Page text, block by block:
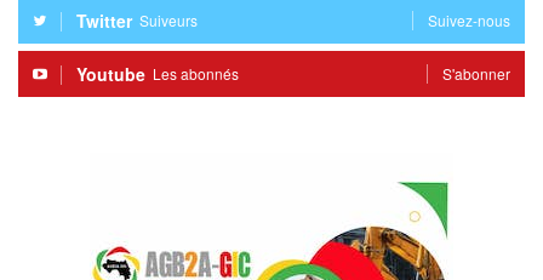
Twitter Suiveurs Suivez-nous
Youtube Les abonnés S'abonner